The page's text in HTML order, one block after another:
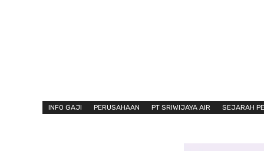
INFO GAJI PERUSAHAAN PT SRIWIJAYA AIR SEJARAH